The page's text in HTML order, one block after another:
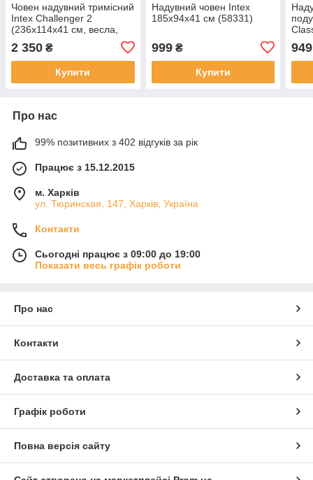
Човен надувний тримісний
Intex Challenger 2
(236х114х41 см, весла,
2 350 ₴
Купити
Надувний човен Intex
185х94х41 см (58331)
999₴
Купити
949
Про нас
99% позитивних з 402 відгуків за рік
Працює з 15.12.2015
м. Харків
ул. Тюринская, 147, Харків, Україна
Контакти
Сьогодні працює з 09:00 до 19:00
Показати весь графік роботи
Про нас
Контакти
Доставка та оплата
Графік роботи
Повна версія сайту